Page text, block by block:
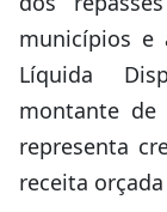
municípios e
Líquida
montante
representa
receita